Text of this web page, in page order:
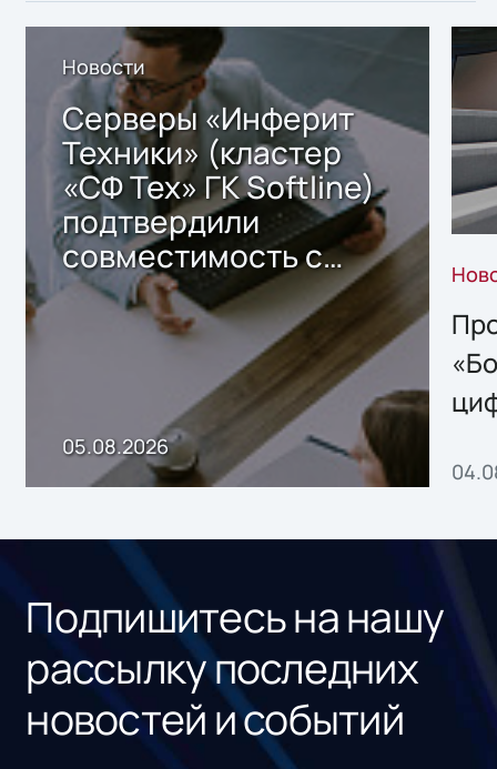
Новости
Серверы «Инферит
Техники» (кластер
«СФ Тех» ГК Softline)
подтвердили
совместимость с
решением Sharx
Storage 2.x для
хранения данных
05.08.2026
Подпишитесь на нашу
рассылку последних
новостей и событий